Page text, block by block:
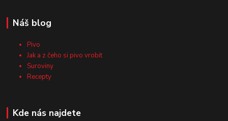
Náš blog
Pivo
Jak a z čeho si pivo vrobit
Suroviny
Recepty
Kde nás najdete